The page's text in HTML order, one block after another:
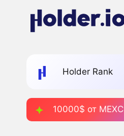
Holder Rank
10000$ от MEXC